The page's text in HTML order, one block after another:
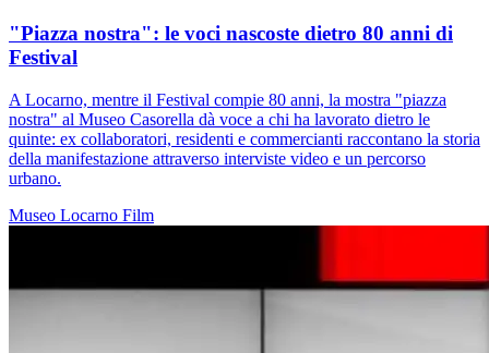
"Piazza nostra": le voci nascoste dietro 80 anni di
Festival
A Locarno, mentre il Festival compie 80 anni, la mostra "piazza
nostra" al Museo Casorella dà voce a chi ha lavorato dietro le
quinte: ex collaboratori, residenti e commercianti raccontano la storia
della manifestazione attraverso interviste video e un percorso
urbano.
Museo Locarno Film